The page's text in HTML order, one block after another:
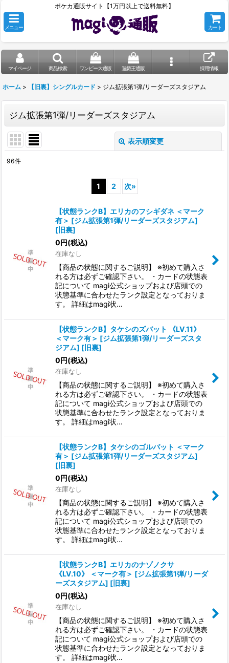
ポケカ通販サイト【1万円以上で送料無料】
メニュー カート
マイページ 商品検索 ワンピース通販 遊戯王通販 採用情報
ホーム > 【旧裏】シングルカード > ジム拡張第1弾/リーダーズスタジアム
ジム拡張第1弾/リーダーズスタジアム
表示順変更
96件
1 2 次»
【状態ランクB】エリカのフシギダネ ＜マーク
有＞ [ジム拡張第1弾/リーダーズスタジアム]
[旧裏]
0円(税込)
在庫なし
【商品の状態に関するご説明】 ※初めて購入さ
れる方は必ずご確認下さい。 ・カードの状態表
記について magi公式ショップおよび店頭での
状態基準に合わせたランク設定となっておりま
す。 詳細はmagi状…
【状態ランクB】タケシのズバット 《LV.11》
＜マーク有＞ [ジム拡張第1弾/リーダーズスタ
ジアム] [旧裏]
0円(税込)
在庫なし
【商品の状態に関するご説明】 ※初めて購入さ
れる方は必ずご確認下さい。 ・カードの状態表
記について magi公式ショップおよび店頭での
状態基準に合わせたランク設定となっておりま
す。 詳細はmagi状…
【状態ランクB】タケシのゴルバット ＜マーク
有＞ [ジム拡張第1弾/リーダーズスタジアム]
[旧裏]
0円(税込)
在庫なし
【商品の状態に関するご説明】 ※初めて購入さ
れる方は必ずご確認下さい。 ・カードの状態表
記について magi公式ショップおよび店頭での
状態基準に合わせたランク設定となっておりま
す。 詳細はmagi状…
【状態ランクB】エリカのナゾノクサ
《LV.10》 ＜マーク有＞ [ジム拡張第1弾/リーダ
ーズスタジアム] [旧裏]
0円(税込)
在庫なし
【商品の状態に関するご説明】 ※初めて購入さ
れる方は必ずご確認下さい。 ・カードの状態表
記について magi公式ショップおよび店頭での
状態基準に合わせたランク設定となっておりま
す。 詳細はmagi状…